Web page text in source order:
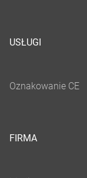
USŁUGI
FIRMA